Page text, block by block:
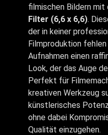
filmischen Bildern mit
Filter (6,6 x 6,6).
der in keiner
Filmproduktion
Aufnahmen einen
Look, der das Auge
Perfekt für
kreativen Werkzeug
künstlerisches
ohne dabei
Qualität einzugehen.